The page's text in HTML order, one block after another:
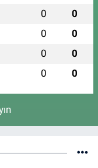
0 0
0 0
0 0
0 0